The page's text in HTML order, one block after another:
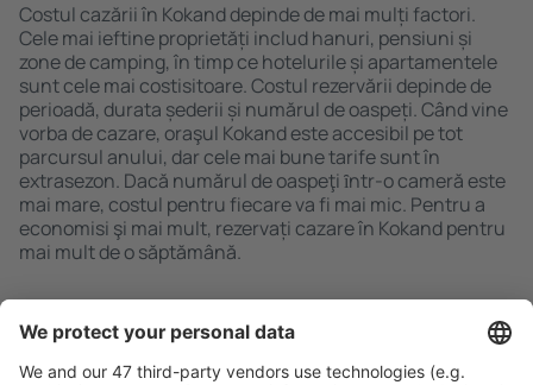
Costul cazării în Kokand depinde de mai mulți factori.
Cele mai ieftine proprietăți includ hanuri, pensiuni și
zone de camping, în timp ce hotelurile și apartamentele
sunt cele mai costisitoare. Costul rezervării depinde de
perioadă, durata șederii și numărul de oaspeți. Când vine
vorba de cazare, oraşul Kokand este accesibil pe tot
parcursul anului, dar cele mai bune tarife sunt în
extrasezon. Dacă numărul de oaspeţi ȋntr-o cameră este
mai mare, costul pentru fiecare va fi mai mic. Pentru a
economisi şi mai mult, rezervați cazare în Kokand pentru
mai mult de o săptămână.
Caută rapid şi uşor